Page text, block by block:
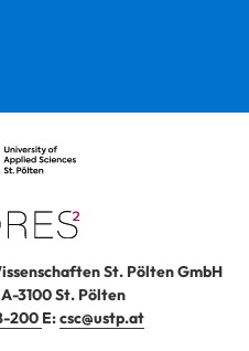
St. Pölten GmbH
A-3100St. Pölten
200 E:csc@ustp.at